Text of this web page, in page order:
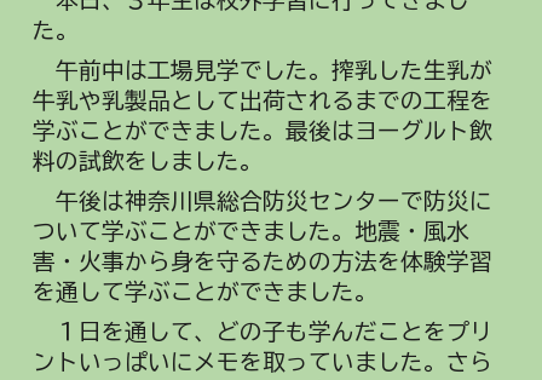
た。
午前中は工場見学でした。搾乳した生乳が
牛乳や乳製品として出荷されるまでの工程を
学ぶことができました。最後はヨーグルト飲
料の試飲をしました。
午後は神奈川県総合防災センターで防災に
ついて学ぶことができました。地震・風水
害・火事から身を守るための方法を体験学習
を通して学ぶことができました。
１日を通して、どの子も学んだことをプリ
ントいっぱいにメモを取っていました。さら